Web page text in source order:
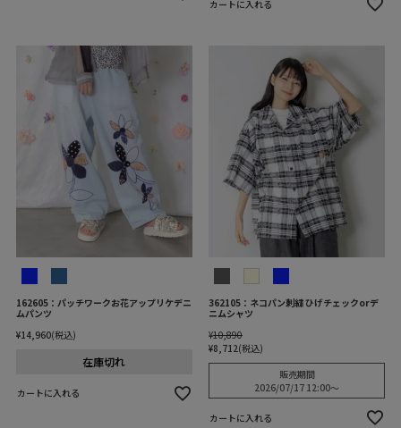
カートに入れる
162605：パッチワークお花アップリケデニ
ムパンツ
¥14,960 税込
在庫切れ
カートに入れる
362105：ネコパン刺繍 ひげチェックorデ
ニムシャツ
¥10,890
¥8,712 税込
販売期間
2026/07/17 12:00〜
カートに入れる